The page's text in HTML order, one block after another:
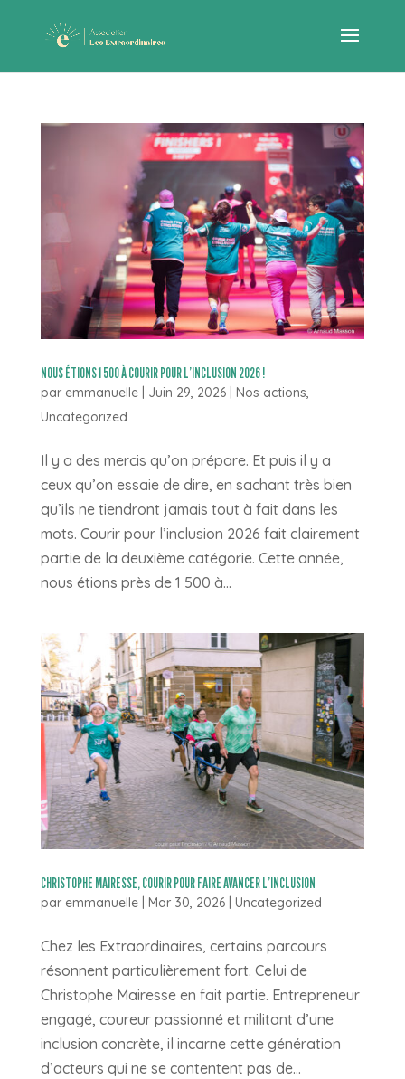
NOUS ÉTIONS 1 500 À COURIR POUR L’INCLUSION 2026 !
par emmanuelle| Juin 29, 2026| Nos actions,
Uncategorized
Il y a des mercis qu’on prépare. Et puis il y a
ceux qu’on essaie de dire, en sachant très bien
qu’ils ne tiendront jamais tout à fait dans les
mots. Courir pour l’inclusion 2026 fait clairement
partie de la deuxième catégorie. Cette année,
nous étions près de 1 500 à...
CHRISTOPHE MAIRESSE, COURIR POUR FAIRE AVANCER L’INCLUSION
par emmanuelle| Mar 30, 2026| Uncategorized
Chez les Extraordinaires, certains parcours
résonnent particulièrement fort. Celui de
Christophe Mairesse en fait partie. Entrepreneur
engagé, coureur passionné et militant d’une
inclusion concrète, il incarne cette génération
d’acteurs qui ne se contentent pas de...